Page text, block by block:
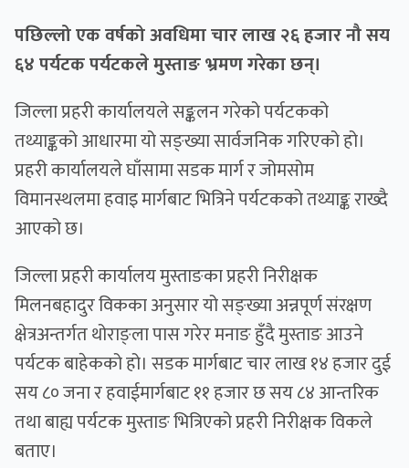
पछिल्लो एक वर्षको अवधिमा चार लाख २६ हजार नौ सय
६४ पर्यटक पर्यटकले मुस्ताङ भ्रमण गरेका छन्।
जिल्ला प्रहरी कार्यालयले सङ्कलन गरेको पर्यटकको
तथ्याङ्कको आधारमा यो सङ्ख्या सार्वजनिक गरिएको हो।
प्रहरी कार्यालयले घाँसामा सडक मार्ग र जोमसोम
विमानस्थलमा हवाइ मार्गबाट भित्रिने पर्यटकको तथ्याङ्क राख्दै
आएको छ।
जिल्ला प्रहरी कार्यालय मुस्ताङका प्रहरी निरीक्षक
मिलनबहादुर विकका अनुसार यो सङ्ख्या अन्नपूर्ण संरक्षण
क्षेत्रअन्तर्गत थोराङ्ला पास गरेर मनाङ हुँदै मुस्ताङ आउने
पर्यटक बाहेकको हो। सडक मार्गबाट चार लाख १४ हजार दुई
सय ८० जना र हवाईमार्गबाट ११ हजार छ सय ८४ आन्तरिक
तथा बाह्य पर्यटक मुस्ताङ भित्रिएको प्रहरी निरीक्षक विकले
बताए।